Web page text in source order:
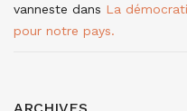
vanneste dans La
pour notre pays.
ARCHIVES